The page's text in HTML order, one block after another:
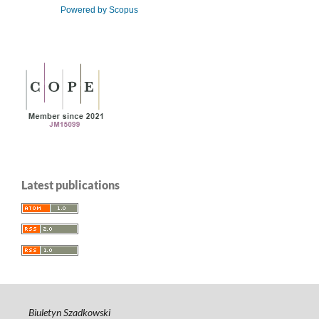
Powered by Scopus
Latest publications
Biuletyn Szadkowski